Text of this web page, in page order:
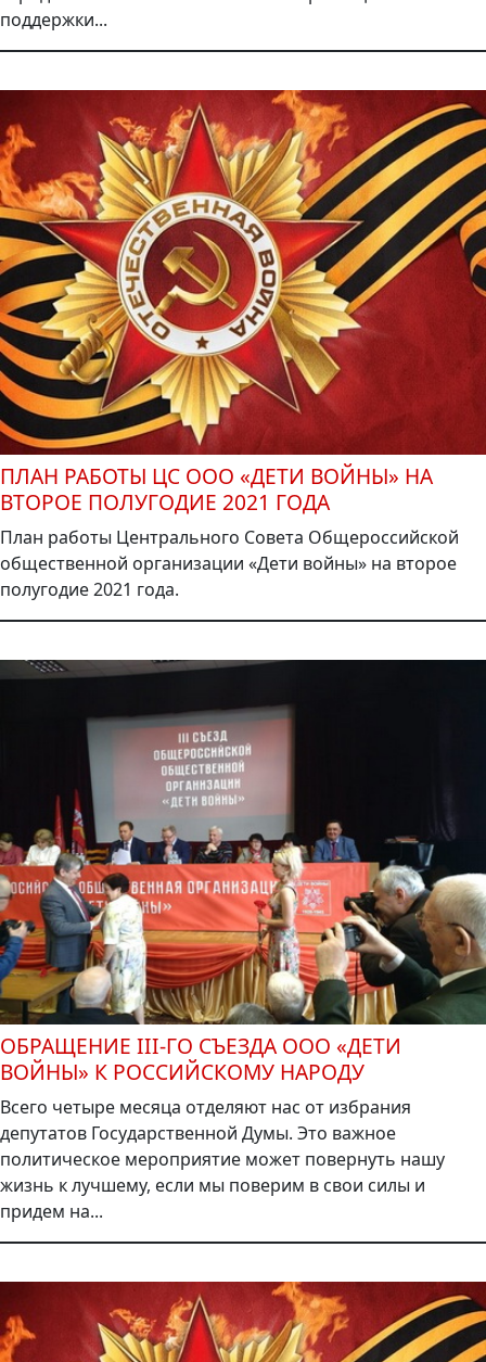
поддержки...
ПЛАН РАБОТЫ ЦС ООО «ДЕТИ ВОЙНЫ» НА
ВТОРОЕ ПОЛУГОДИЕ 2021 ГОДА
План работы Центрального Совета Общероссийской
общественной организации «Дети войны» на второе
полугодие 2021 года.
ОБРАЩЕНИЕ III-ГО СЪЕЗДА ООО «ДЕТИ
ВОЙНЫ» К РОССИЙСКОМУ НАРОДУ
Всего четыре месяца отделяют нас от избрания
депутатов Государственной Думы. Это важное
политическое мероприятие может повернуть нашу
жизнь к лучшему, если мы поверим в свои силы и
придем на...